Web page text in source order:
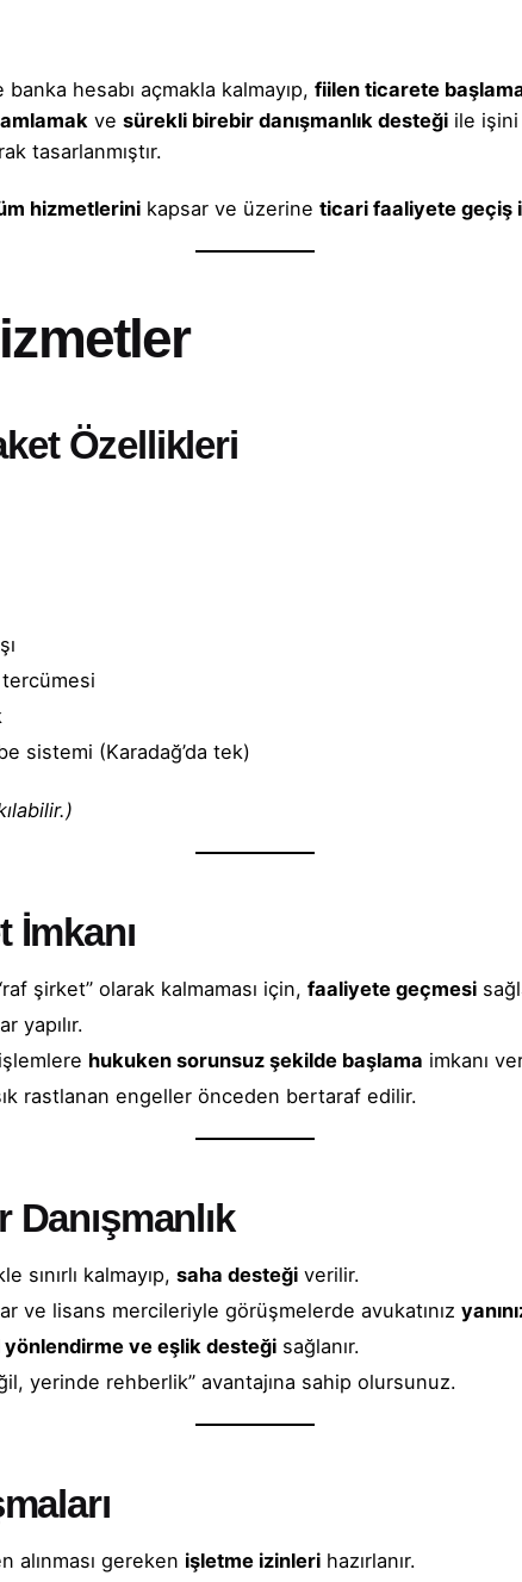
banka hesabı açmakla kalmayıp,fiilen ticarete
vesürekli birebir danışmanlık desteği ile
tasarlanmıştır.
hizmetlerini kapsar ve üzerineticari faaliyete geçiş
Özellikleri
sistemi (Karadağ’da tek)
İmkanı
şirket” olarak kalmaması için,faaliyete geçmesi
yapılır.
hukuken sorunsuz şekilde başlama imkanı
rastlanan engeller önceden bertaraf edilir.
sınırlı kalmayıp,saha desteği verilir.
ve lisans mercileriyle görüşmelerde avukatınız
yönlendirme ve eşlik desteği sağlanır.
yerinde rehberlik” avantajına sahip olursunuz.
alınması gereken işletme izinleri hazırlanır.